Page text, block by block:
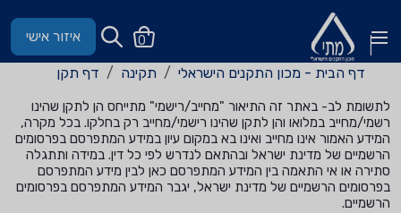
0 איזור אישי
דף הבית - מכון התקנים הישראלי תקינה דף תקן
לתשומת לב- באתר זה התיאור "מחייב/רישמי" מתייחס הן לתקן שהינו
רשמי/מחייב במלואו והן לתקן שהינו רישמי/מחייב רק בחלקו. בכל מקרה,
המידע האמור אינו מחייב ואינו בא במקום עיון במידע המתפרסם בפרסומים
הרשמיים של מדינת ישראל ובהתאם לנדרש לפי כל דין. במידה ותתגלה
סתירה או אי התאמה בין המידע המתפרסם כאן לבין מידע המתפרסם
בפרסומים הרשמיים של מדינת ישראל, יגבר המידע המתפרסם בפרסומים
הרשמיים.